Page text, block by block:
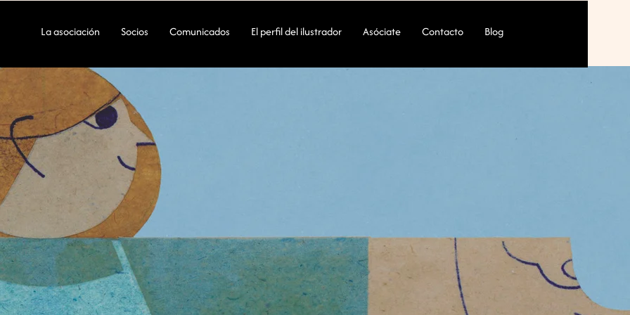
La asociación Socios Comunicados El perfil del ilustrador Asóciate Contacto Blog